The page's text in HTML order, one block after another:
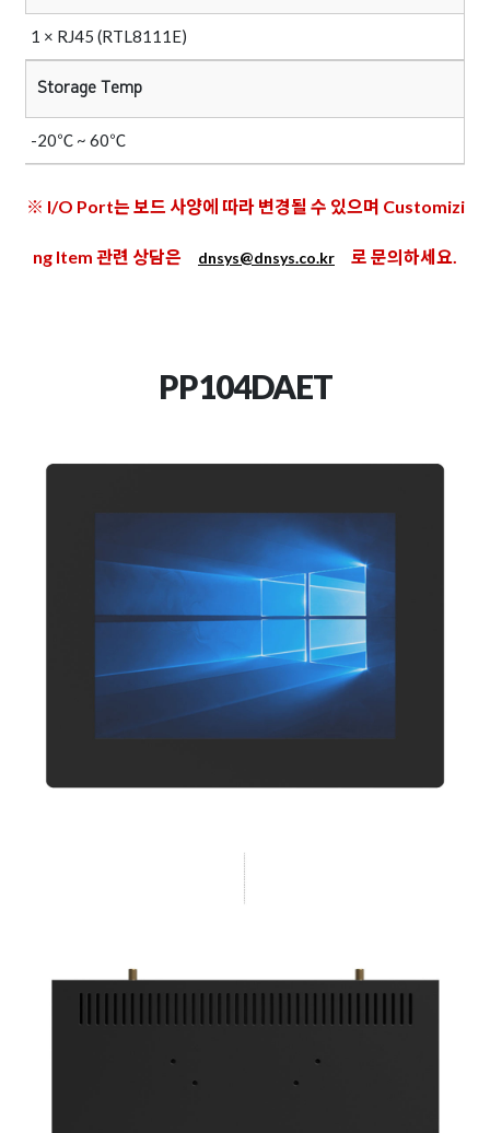
1 × RJ45 (RTL8111E)
Storage Temp
-20℃ ~ 60℃
※ I/O Port는 보드 사양에 따라 변경될 수 있으며 Customizi
ng Item 관련 상담은 dnsys@dnsys.co.kr 로 문의하세요.
PP104DAET